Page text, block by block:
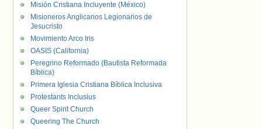
Misión Cristiana Incluyente (México)
Misioneros Anglicanos Legionarios de
Jesucristo
Movimiento Arco Iris
OASIS (California)
Peregrino Reformado (Bautista Reformada
Bíblica)
Primera Iglesia Cristiana Bíblica Inclusiva
Protestants Inclusius
Queer Spirit Church
Queering The Church